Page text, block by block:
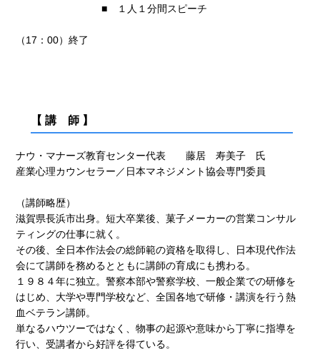
■ １人１分間スピーチ
（17：00）終了
【 講 師 】
ナウ・マナーズ教育センター代表 藤居 寿美子 氏
産業心理カウンセラー／日本マネジメント協会専門委員
（講師略歴）
滋賀県長浜市出身。短大卒業後、菓子メーカーの営業コンサル
ティングの仕事に就く。
その後、全日本作法会の総師範の資格を取得し、日本現代作法
会にて講師を務めるとともに講師の育成にも携わる。
１９８４年に独立。警察本部や警察学校、一般企業での研修を
はじめ、大学や専門学校など、全国各地で研修・講演を行う熱
血ベテラン講師。
単なるハウツーではなく、物事の起源や意味から丁寧に指導を
行い、受講者から好評を得ている。